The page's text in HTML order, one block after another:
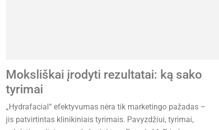
Moksliškai įrodyti rezultatai: ką sako
tyrimai
„Hydrafacial“ efektyvumas nėra tik marketingo pažadas –
jis patvirtintas klinikiniais tyrimais. Pavyzdžiui, tyrimai,